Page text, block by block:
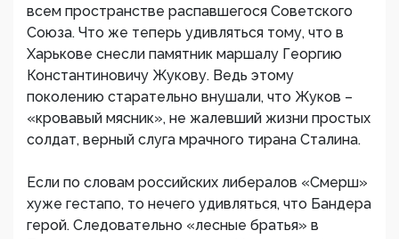
всем пространстве распавшегося Советского
Союза. Что же теперь удивляться тому, что в
Харькове снесли памятник маршалу Георгию
Константиновичу Жукову. Ведь этому
поколению старательно внушали, что Жуков –
«кровавый мясник», не жалевший жизни простых
солдат, верный слуга мрачного тирана Сталина.
Если по словам российских либералов «Смерш»
хуже гестапо, то нечего удивляться, что Бандера
герой. Следовательно «лесные братья» в